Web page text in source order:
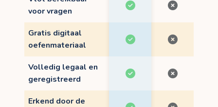
voor vragen
Gratis digitaal
oefenmateriaal
Volledig legaal en
geregistreerd
Erkend door de